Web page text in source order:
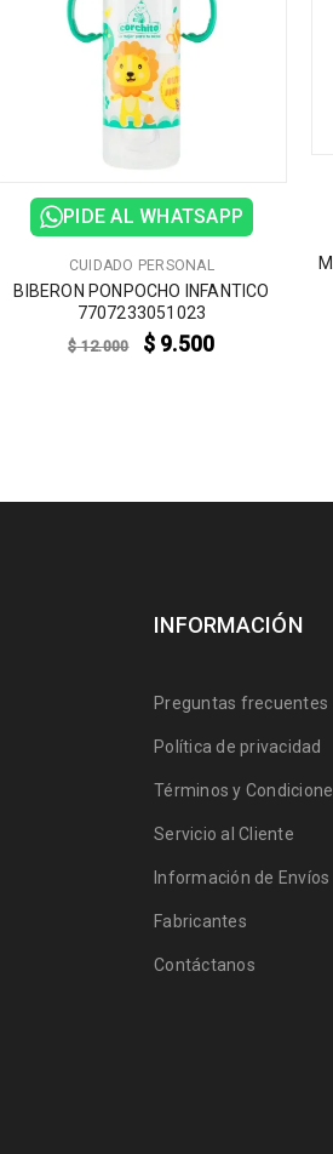
PIDE AL WHATSAPP
CUIDADO PERSONAL
BIBERON PONPOCHO INFANTICO
7707233051023
$12.000 $9.500
INFORMACIÓN
Preguntas frecuentes
Política de privacidad
Términos y
Servicio al Cliente
Información de Envíos
Fabricantes
Contáctanos